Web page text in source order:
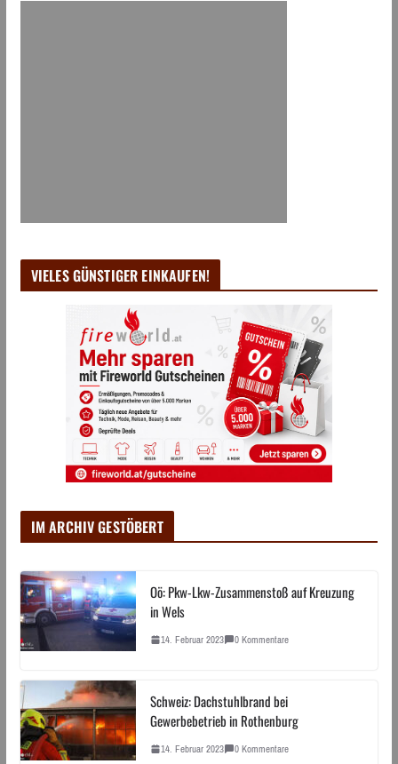
VIELES GÜNSTIGER EINKAUFEN!
IM ARCHIV GESTÖBERT
Oö: Pkw-Lkw-Zusammenstoß auf Kreuzung
in Wels
14. Februar 2023 0 Kommentare
Schweiz: Dachstuhlbrand bei
Gewerbebetrieb in Rothenburg
14. Februar 2023 0 Kommentare